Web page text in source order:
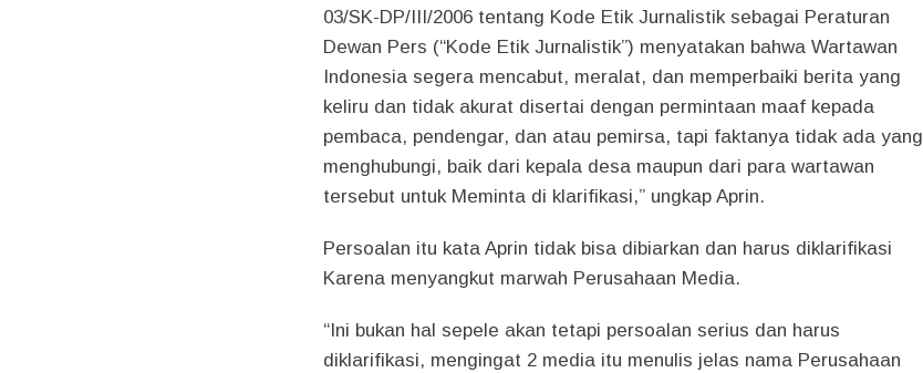
03/SK-DP/III/2006 tentang Kode Etik Jurnalistik sebagai Peraturan
Dewan Pers (“Kode Etik Jurnalistik”) menyatakan bahwa Wartawan
Indonesia segera mencabut, meralat, dan memperbaiki berita yang
keliru dan tidak akurat disertai dengan permintaan maaf kepada
pembaca, pendengar, dan atau pemirsa, tapi faktanya tidak ada yang
menghubungi, baik dari kepala desa maupun dari para wartawan
tersebut untuk Meminta di klarifikasi,” ungkap Aprin.
Persoalan itu kata Aprin tidak bisa dibiarkan dan harus diklarifikasi
Karena menyangkut marwah Perusahaan Media.
“Ini bukan hal sepele akan tetapi persoalan serius dan harus
diklarifikasi, mengingat 2 media itu menulis jelas nama Perusahaan